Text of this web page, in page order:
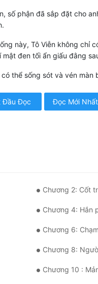
số phận đã sắp đặt cho
này, Tô Viễn không chỉ
mật đen tối ẩn giấu đằng
có thể sống sót và vén màn
Đọc Đọc Mới Nhất
Chương 2: Cốt
Chương 4: Hắn phải
Chương 6:
Chương 8:
Chương 10 :